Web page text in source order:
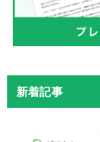
新着記事